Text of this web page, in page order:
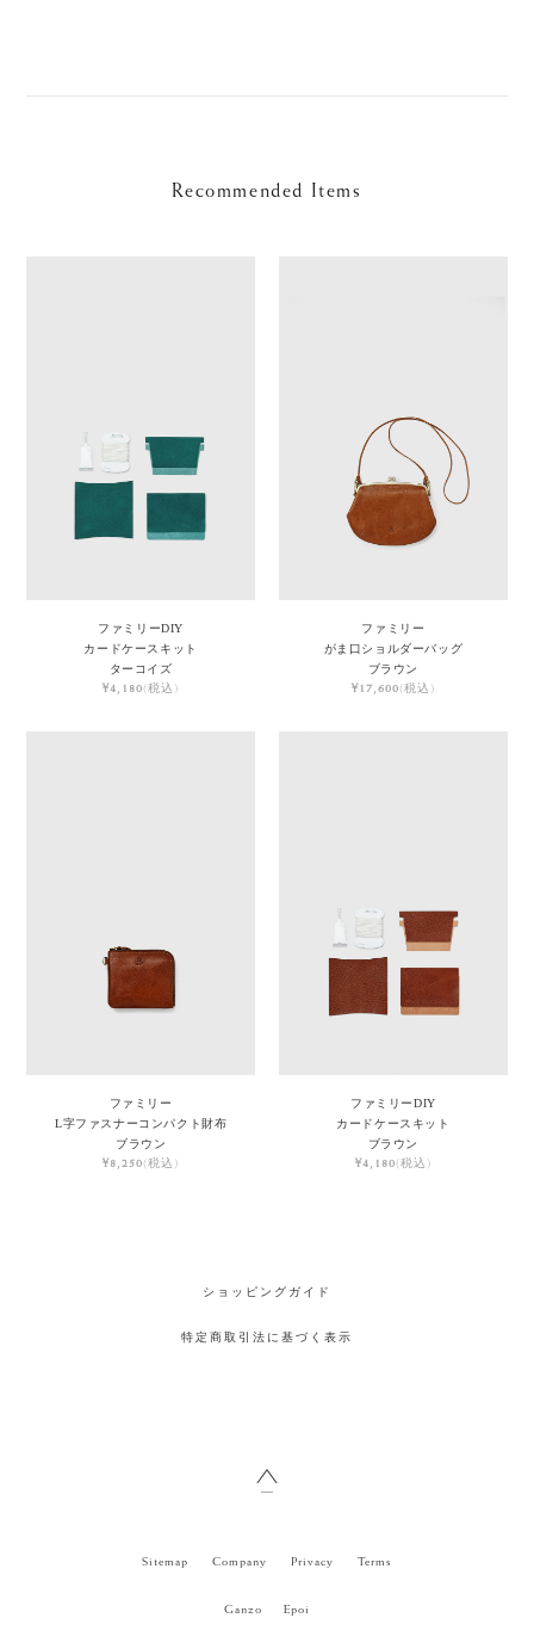
Recommended Items
ファミリーDIY
カードケースキット
ターコイズ
¥4,180(税込)
ファミリー
がま口ショルダーバッグ
ブラウン
¥17,600(税込)
ファミリー
L字ファスナーコンパクト財布
ブラウン
¥8,250(税込)
ファミリーDIY
カードケースキット
ブラウン
¥4,180(税込)
ショッピングガイド
特定商取引法に基づく表示
Sitemap Company Privacy Terms
Ganzo Epoi